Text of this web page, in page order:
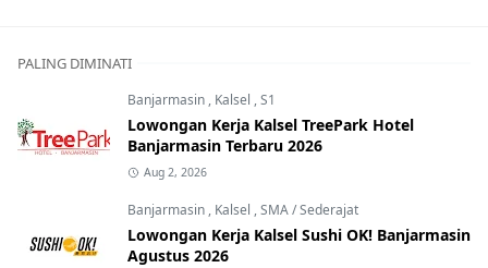
PALING DIMINATI
Banjarmasin , Kalsel ,S1
Lowongan Kerja Kalsel TreePark Hotel
Banjarmasin Terbaru 2026
Aug 2, 2026
Banjarmasin , Kalsel ,SMA / Sederajat
Lowongan Kerja Kalsel Sushi OK! Banjarmasin
Agustus 2026